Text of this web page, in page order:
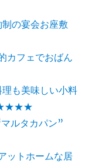
制の宴会お座敷
カフェでおばん
理も美味しい小料
★★★★
ルタカパン”
ットホームな居